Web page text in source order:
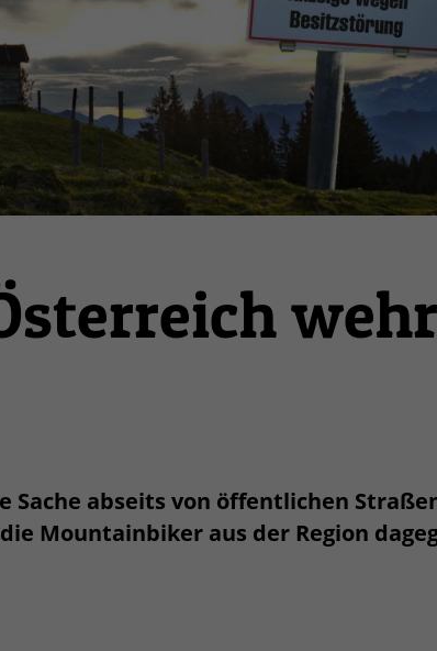
abseits von öffentlichen
Mountainbiker aus der Region